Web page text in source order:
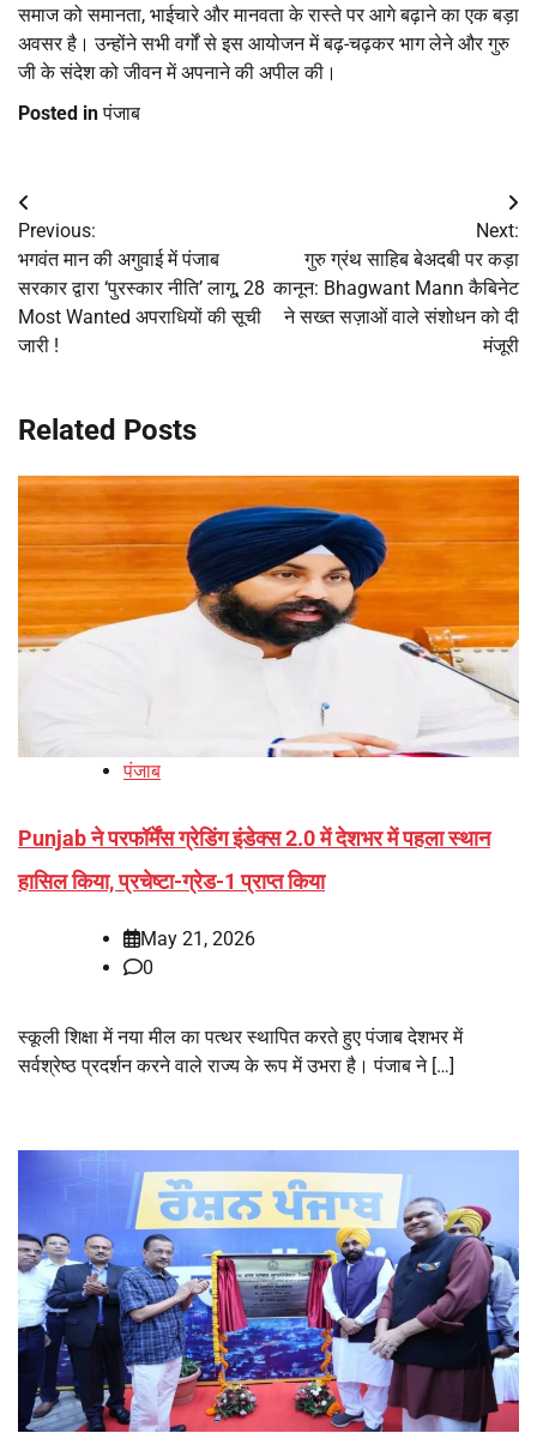
समाज को समानता, भाईचारे और मानवता के रास्ते पर आगे बढ़ाने का एक बड़ा
अवसर है। उन्होंने सभी वर्गों से इस आयोजन में बढ़-चढ़कर भाग लेने और गुरु
जी के संदेश को जीवन में अपनाने की अपील की।
Posted inपंजाब
Post
navigation
Previous:
भगवंत मान की अगुवाई में पंजाब
सरकार द्वारा ‘पुरस्कार नीति’ लागू, 28
Most Wanted अपराधियों की सूची
जारी !
Next:
गुरु ग्रंथ साहिब बेअदबी पर कड़ा
कानून: Bhagwant Mann कैबिनेट
ने सख्त सज़ाओं वाले संशोधन को दी
मंजूरी
Related Posts
पंजाब
Punjab ने परफॉर्मेंस ग्रेडिंग इंडेक्स 2.0 में देशभर में पहला स्थान
हासिल किया, प्रचेष्टा-ग्रेड-1 प्राप्त किया
May 21, 2026
0
स्कूली शिक्षा में नया मील का पत्थर स्थापित करते हुए पंजाब देशभर में
सर्वश्रेष्ठ प्रदर्शन करने वाले राज्य के रूप में उभरा है। पंजाब ने […]